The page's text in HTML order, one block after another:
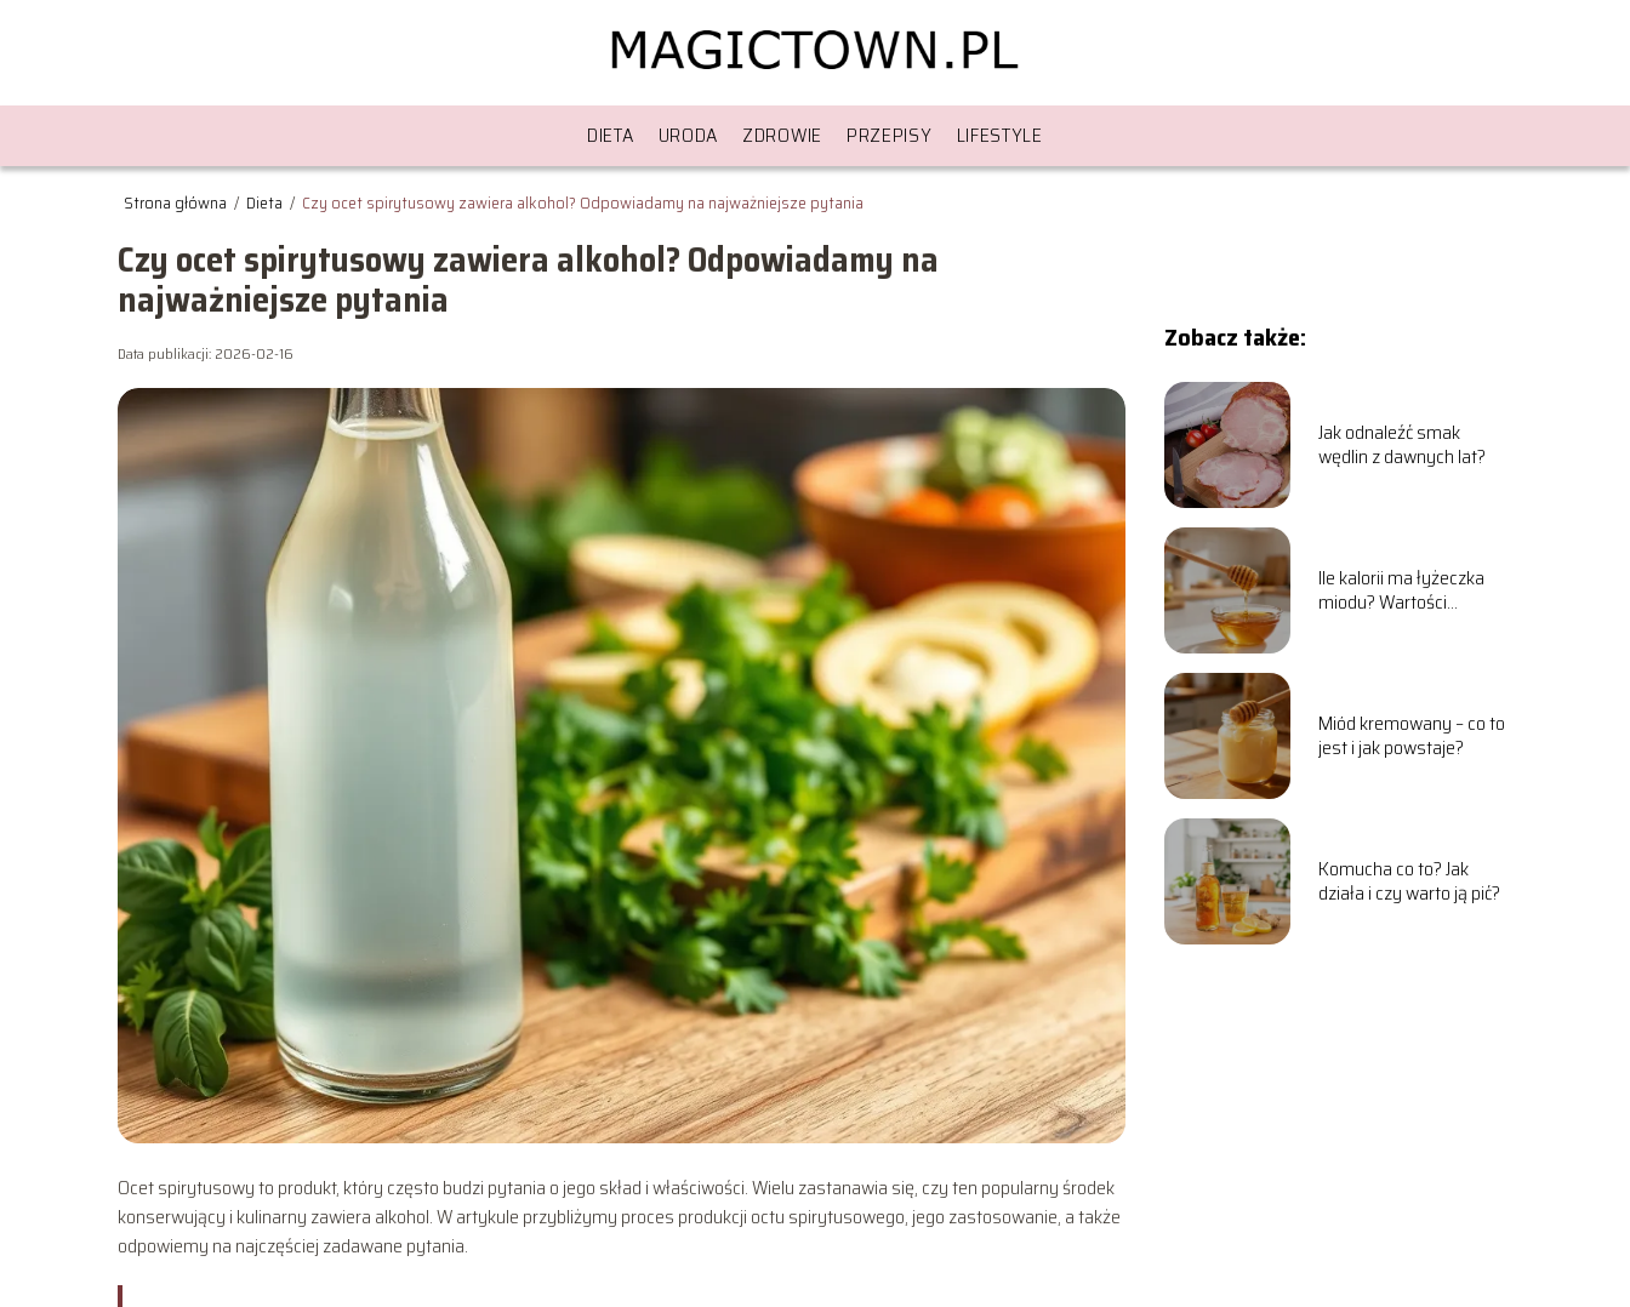
DIETA URODA ZDROWIE PRZEPISY LIFESTYLE
Strona główna / Dieta / Czy ocet spirytusowy zawiera alkohol? Odpowiadamy na najważniejsze pytania
Czy ocet spirytusowy zawiera alkohol? Odpowiadamy na
najważniejsze pytania
Data publikacji: 2026-02-16
Ocet spirytusowy to produkt, który często budzi pytania o jego skład i właściwości. Wielu zastanawia się, czy ten popularny środek
konserwujący i kulinarny zawiera alkohol. W artykule przybliżymy proces produkcji octu spirytusowego, jego zastosowanie, a także
odpowiemy na najczęściej zadawane pytania.
Zobacz także:
Jak odnaleźć smak
wędlin z dawnych lat?
Ile kalorii ma łyżeczka
miodu? Wartości
Miód kremowany – co to
jest i jak powstaje?
Komucha co to? Jak
działa i czy warto ją pić?